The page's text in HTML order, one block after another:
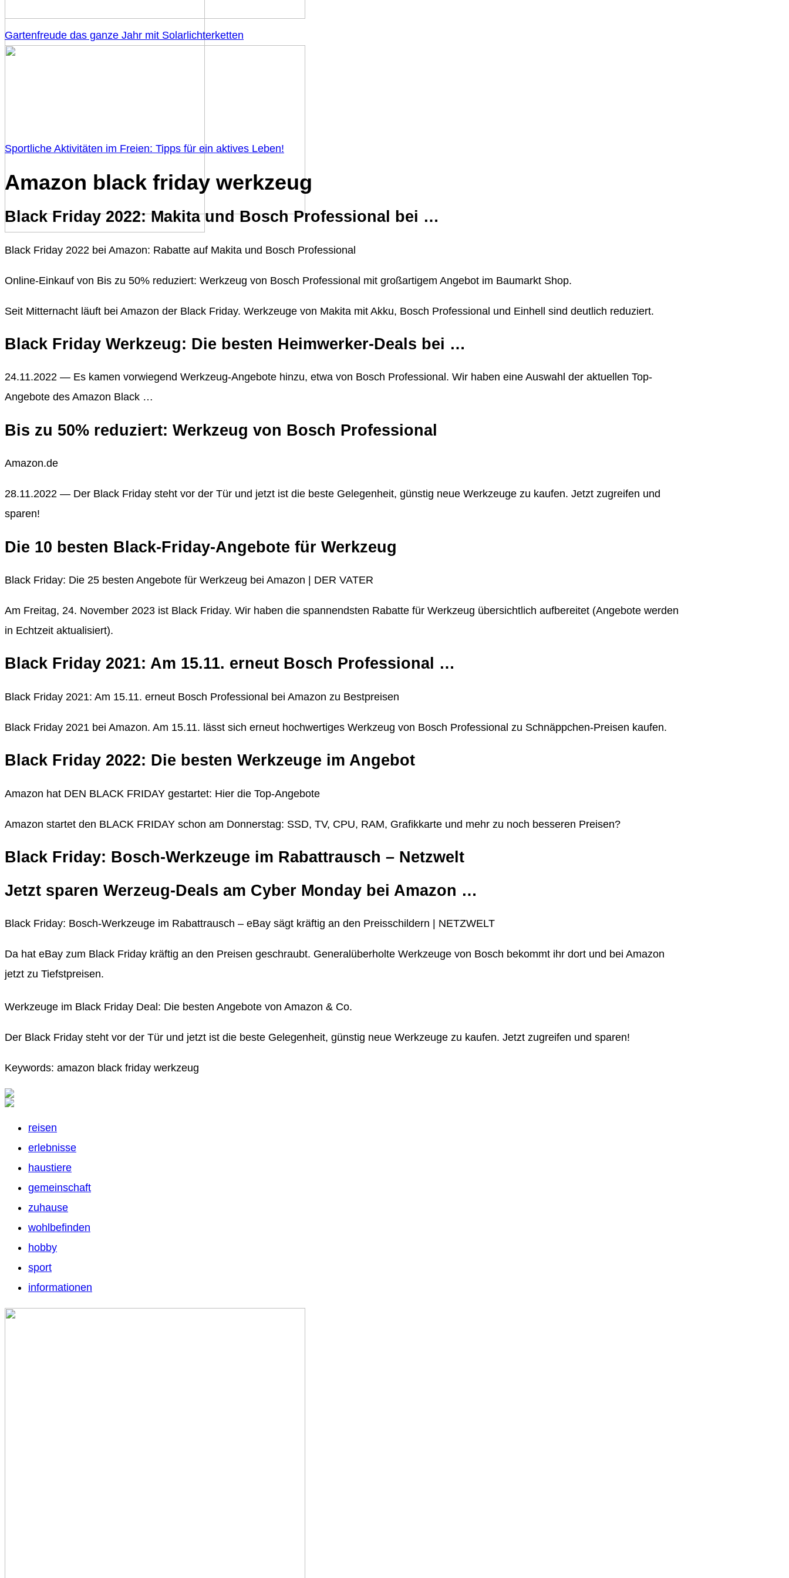
Gartenfreude das ganze Jahr mit Solarlichterketten
Sportliche Aktivitäten im Freien: Tipps für ein aktives Leben!
Amazon black friday werkzeug
Black Friday 2022: Makita und Bosch Professional bei …
Black Friday 2022 bei Amazon: Rabatte auf Makita und Bosch Professional
Online-Einkauf von Bis zu 50% reduziert: Werkzeug von Bosch Professional mit großartigem Angebot im Baumarkt Shop.
Seit Mitternacht läuft bei Amazon der Black Friday. Werkzeuge von Makita mit Akku, Bosch Professional und Einhell sind deutlich reduziert.
Black Friday Werkzeug: Die besten Heimwerker-Deals bei …
24.11.2022 — Es kamen vorwiegend Werkzeug-Angebote hinzu, etwa von Bosch Professional. Wir haben eine Auswahl der aktuellen Top-
Angebote des Amazon Black …
Bis zu 50% reduziert: Werkzeug von Bosch Professional
Amazon.de
28.11.2022 — Der Black Friday steht vor der Tür und jetzt ist die beste Gelegenheit, günstig neue Werkzeuge zu kaufen. Jetzt zugreifen und
sparen!
Die 10 besten Black-Friday-Angebote für Werkzeug
Black Friday: Die 25 besten Angebote für Werkzeug bei Amazon | DER VATER
Am Freitag, 24. November 2023 ist Black Friday. Wir haben die spannendsten Rabatte für Werkzeug übersichtlich aufbereitet (Angebote werden
in Echtzeit aktualisiert).
Black Friday 2021: Am 15.11. erneut Bosch Professional …
Black Friday 2021: Am 15.11. erneut Bosch Professional bei Amazon zu Bestpreisen
Black Friday 2021 bei Amazon. Am 15.11. lässt sich erneut hochwertiges Werkzeug von Bosch Professional zu Schnäppchen-Preisen kaufen.
Black Friday 2022: Die besten Werkzeuge im Angebot
Amazon hat DEN BLACK FRIDAY gestartet: Hier die Top-Angebote
Amazon startet den BLACK FRIDAY schon am Donnerstag: SSD, TV, CPU, RAM, Grafikkarte und mehr zu noch besseren Preisen?
Black Friday: Bosch-Werkzeuge im Rabattrausch – Netzwelt
Jetzt sparen Werzeug-Deals am Cyber Monday bei Amazon …
Black Friday: Bosch-Werkzeuge im Rabattrausch – eBay sägt kräftig an den Preisschildern | NETZWELT
Da hat eBay zum Black Friday kräftig an den Preisen geschraubt. Generalüberholte Werkzeuge von Bosch bekommt ihr dort und bei Amazon
jetzt zu Tiefstpreisen.
Werkzeuge im Black Friday Deal: Die besten Angebote von Amazon & Co.
Der Black Friday steht vor der Tür und jetzt ist die beste Gelegenheit, günstig neue Werkzeuge zu kaufen. Jetzt zugreifen und sparen!
Keywords: amazon black friday werkzeug
reisen
erlebnisse
haustiere
gemeinschaft
zuhause
wohlbefinden
hobby
sport
informationen